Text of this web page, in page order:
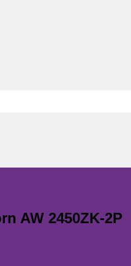
AW 2450ZK-2P